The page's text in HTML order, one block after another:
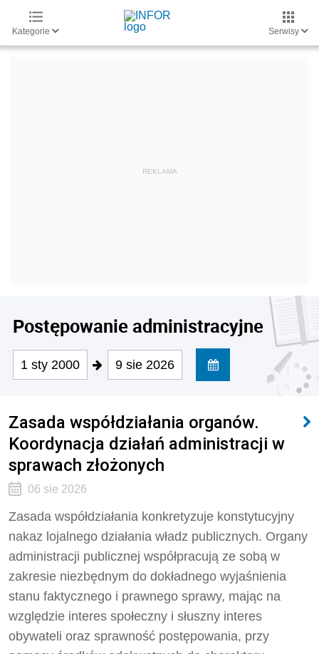
Kategorie Serwisy
Postępowanie administracyjne
1 sty 2000 9 sie 2026
Zasada współdziałania organów.
Koordynacja działań administracji w
sprawach złożonych
06 sie 2026
Zasada współdziałania konkretyzuje konstytucyjny
nakaz lojalnego działania władz publicznych. Organy
administracji publicznej współpracują ze sobą w
zakresie niezbędnym do dokładnego wyjaśnienia
stanu faktycznego i prawnego sprawy, mając na
względzie interes społeczny i słuszny interes
obywateli oraz sprawność postępowania, przy